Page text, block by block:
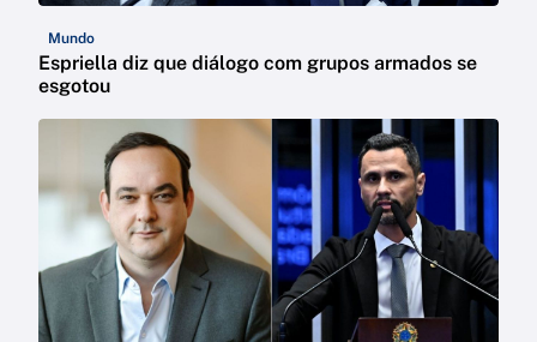
Mundo
Espriella diz que diálogo com grupos armados se
esgotou